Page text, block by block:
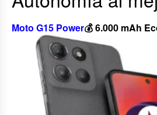
Moto G15 Power💰 6.000 mAh